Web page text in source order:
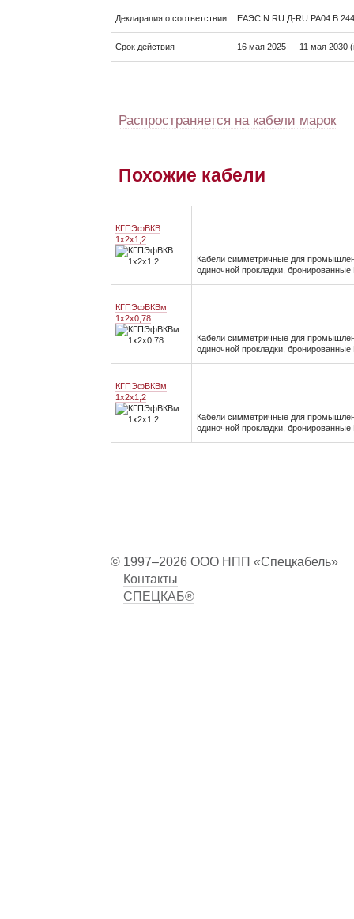
Декларация о соответствии ЕАЭС N RU Д-
Срок действия 16 мая 2025 — 11 мая 2030
Распространяется на кабели марок
Похожие кабели
КГПЭфВКВ
1x2x1,2
Кабели симметричные для
одиночной прокладки,
КГПЭфВКВм
1x2x0,78
Кабели симметричные для
одиночной прокладки,
КГПЭфВКВм
1x2x1,2
Кабели симметричные для
одиночной прокладки,
© 1997–2026 ООО НПП «Спецкабель»
Контакты
СПЕЦКАБ®